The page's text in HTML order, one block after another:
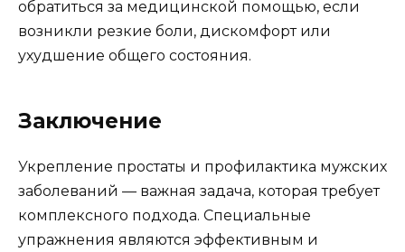
обратиться за медицинской помощью, если
возникли резкие боли, дискомфорт или
ухудшение общего состояния.
Заключение
Укрепление простаты и профилактика мужских
заболеваний — важная задача, которая требует
комплексного подхода. Специальные
упражнения являются эффективным и